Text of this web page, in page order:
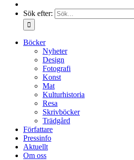
Sök efter:
Böcker
Nyheter
Design
Fotografi
Konst
Mat
Kulturhistoria
Resa
Skrivböcker
Trädgård
Författare
Pressinfo
Aktuellt
Om oss